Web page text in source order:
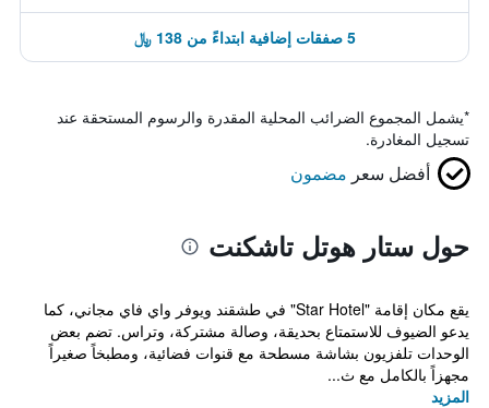
5 صفقات إضافية ابتداءً من 138 ﷼
*يشمل المجموع الضرائب المحلية المقدرة والرسوم المستحقة عند
تسجيل المغادرة.
أفضل سعر مضمون
حول ستار هوتل تاشكنت
يقع مكان إقامة "Star Hotel" في طشقند ويوفر واي فاي مجاني، كما
يدعو الضيوف للاستمتاع بحديقة، وصالة مشتركة، وتراس. تضم بعض
الوحدات تلفزيون بشاشة مسطحة مع قنوات فضائية، ومطبخاً صغيراً
مجهزاً بالكامل مع ث...
المزيد